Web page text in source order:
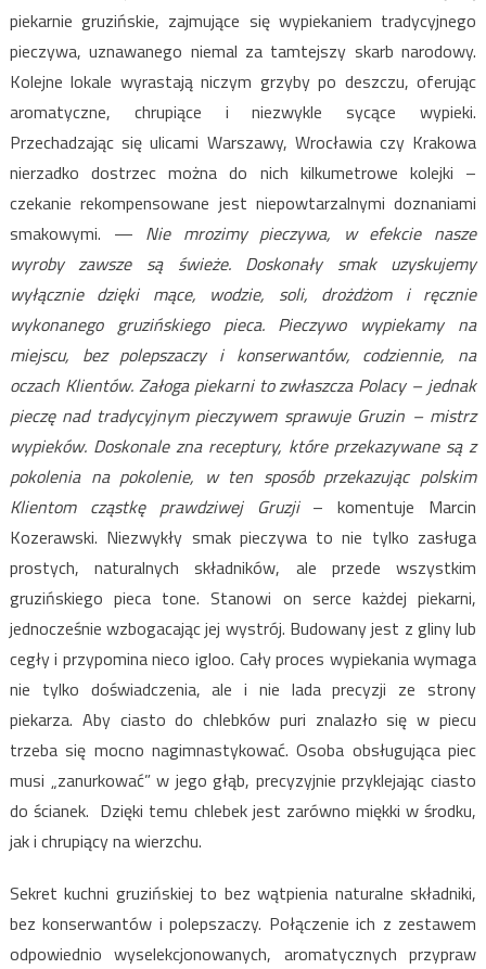
piekarnie gruzińskie, zajmujące się wypiekaniem tradycyjnego
pieczywa, uznawanego niemal za tamtejszy skarb narodowy.
Kolejne lokale wyrastają niczym grzyby po deszczu, oferując
aromatyczne, chrupiące i niezwykle sycące wypieki.
Przechadzając się ulicami Warszawy, Wrocławia czy Krakowa
nierzadko dostrzec można do nich kilkumetrowe kolejki –
czekanie rekompensowane jest niepowtarzalnymi doznaniami
smakowymi. — Nie mrozimy pieczywa, w efekcie nasze
wyroby zawsze są świeże. Doskonały smak uzyskujemy
wyłącznie dzięki mące, wodzie, soli, drożdżom i ręcznie
wykonanego gruzińskiego pieca. Pieczywo wypiekamy na
miejscu, bez polepszaczy i konserwantów, codziennie, na
oczach Klientów. Załoga piekarni to zwłaszcza Polacy – jednak
pieczę nad tradycyjnym pieczywem sprawuje Gruzin – mistrz
wypieków. Doskonale zna receptury, które przekazywane są z
pokolenia na pokolenie, w ten sposób przekazując polskim
Klientom cząstkę prawdziwej Gruzji– komentuje Marcin
Kozerawski. Niezwykły smak pieczywa to nie tylko zasługa
prostych, naturalnych składników, ale przede wszystkim
gruzińskiego pieca tone. Stanowi on serce każdej piekarni,
jednocześnie wzbogacając jej wystrój. Budowany jest z gliny lub
cegły i przypomina nieco igloo. Cały proces wypiekania wymaga
nie tylko doświadczenia, ale i nie lada precyzji ze strony
piekarza. Aby ciasto do chlebków puri znalazło się w piecu
trzeba się mocno nagimnastykować. Osoba obsługująca piec
musi „zanurkować” w jego głąb, precyzyjnie przyklejając ciasto
do ścianek. Dzięki temu chlebek jest zarówno miękki w środku,
jak i chrupiący na wierzchu.
Sekret kuchni gruzińskiej to bez wątpienia naturalne składniki,
bez konserwantów i polepszaczy. Połączenie ich z zestawem
odpowiednio wyselekcjonowanych, aromatycznych przypraw